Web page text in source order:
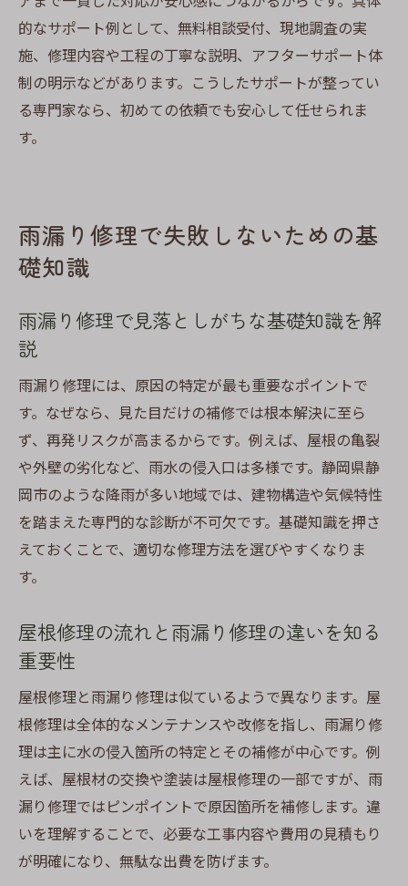
屋根修理を検討する際の確認ポイントまと
め
専門家が指摘する契約前の注意点を理解す
る
トラブルを回避するための依頼時の注意点
再発防止を目指した雨漏り修理の秘訣とは
雨漏り修理で再発を防ぐための専門的対策
は
専門家が勧める耐久性重視の修理方法の特
徴
長期間安心できる雨漏り修理のポイント解
説
定期メンテナンスで雨漏り再発を防ぐ極意
長く住まうための雨漏り修理活用術まとめ
専門家に相談して得られる暮らしの安全性
屋根修理も含めた総合的なメンテナンス提
案
雨漏り修理で快適な住環境を維持する工夫
費用を抑えながらできる雨漏り対策の方法
これからも安心して暮らすための修理活用
法
的なサポート例として、無料相談受付、現地調査の実
施、修理内容や工程の丁寧な説明、アフターサポート体
制の明示などがあります。こうしたサポートが整ってい
る専門家なら、初めての依頼でも安心して任せられま
す。
雨漏り修理で失敗しないための基
礎知識
雨漏り修理で見落としがちな基礎知識を解
説
雨漏り修理には、原因の特定が最も重要なポイントで
す。なぜなら、見た目だけの補修では根本解決に至ら
ず、再発リスクが高まるからです。例えば、屋根の亀裂
や外壁の劣化など、雨水の侵入口は多様です。静岡県静
岡市のような降雨が多い地域では、建物構造や気候特性
を踏まえた専門的な診断が不可欠です。基礎知識を押さ
えておくことで、適切な修理方法を選びやすくなりま
す。
屋根修理の流れと雨漏り修理の違いを知る
重要性
屋根修理と雨漏り修理は似ているようで異なります。屋
根修理は全体的なメンテナンスや改修を指し、雨漏り修
理は主に水の侵入箇所の特定とその補修が中心です。例
えば、屋根材の交換や塗装は屋根修理の一部ですが、雨
漏り修理ではピンポイントで原因箇所を補修します。違
いを理解することで、必要な工事内容や費用の見積もり
が明確になり、無駄な出費を防げます。